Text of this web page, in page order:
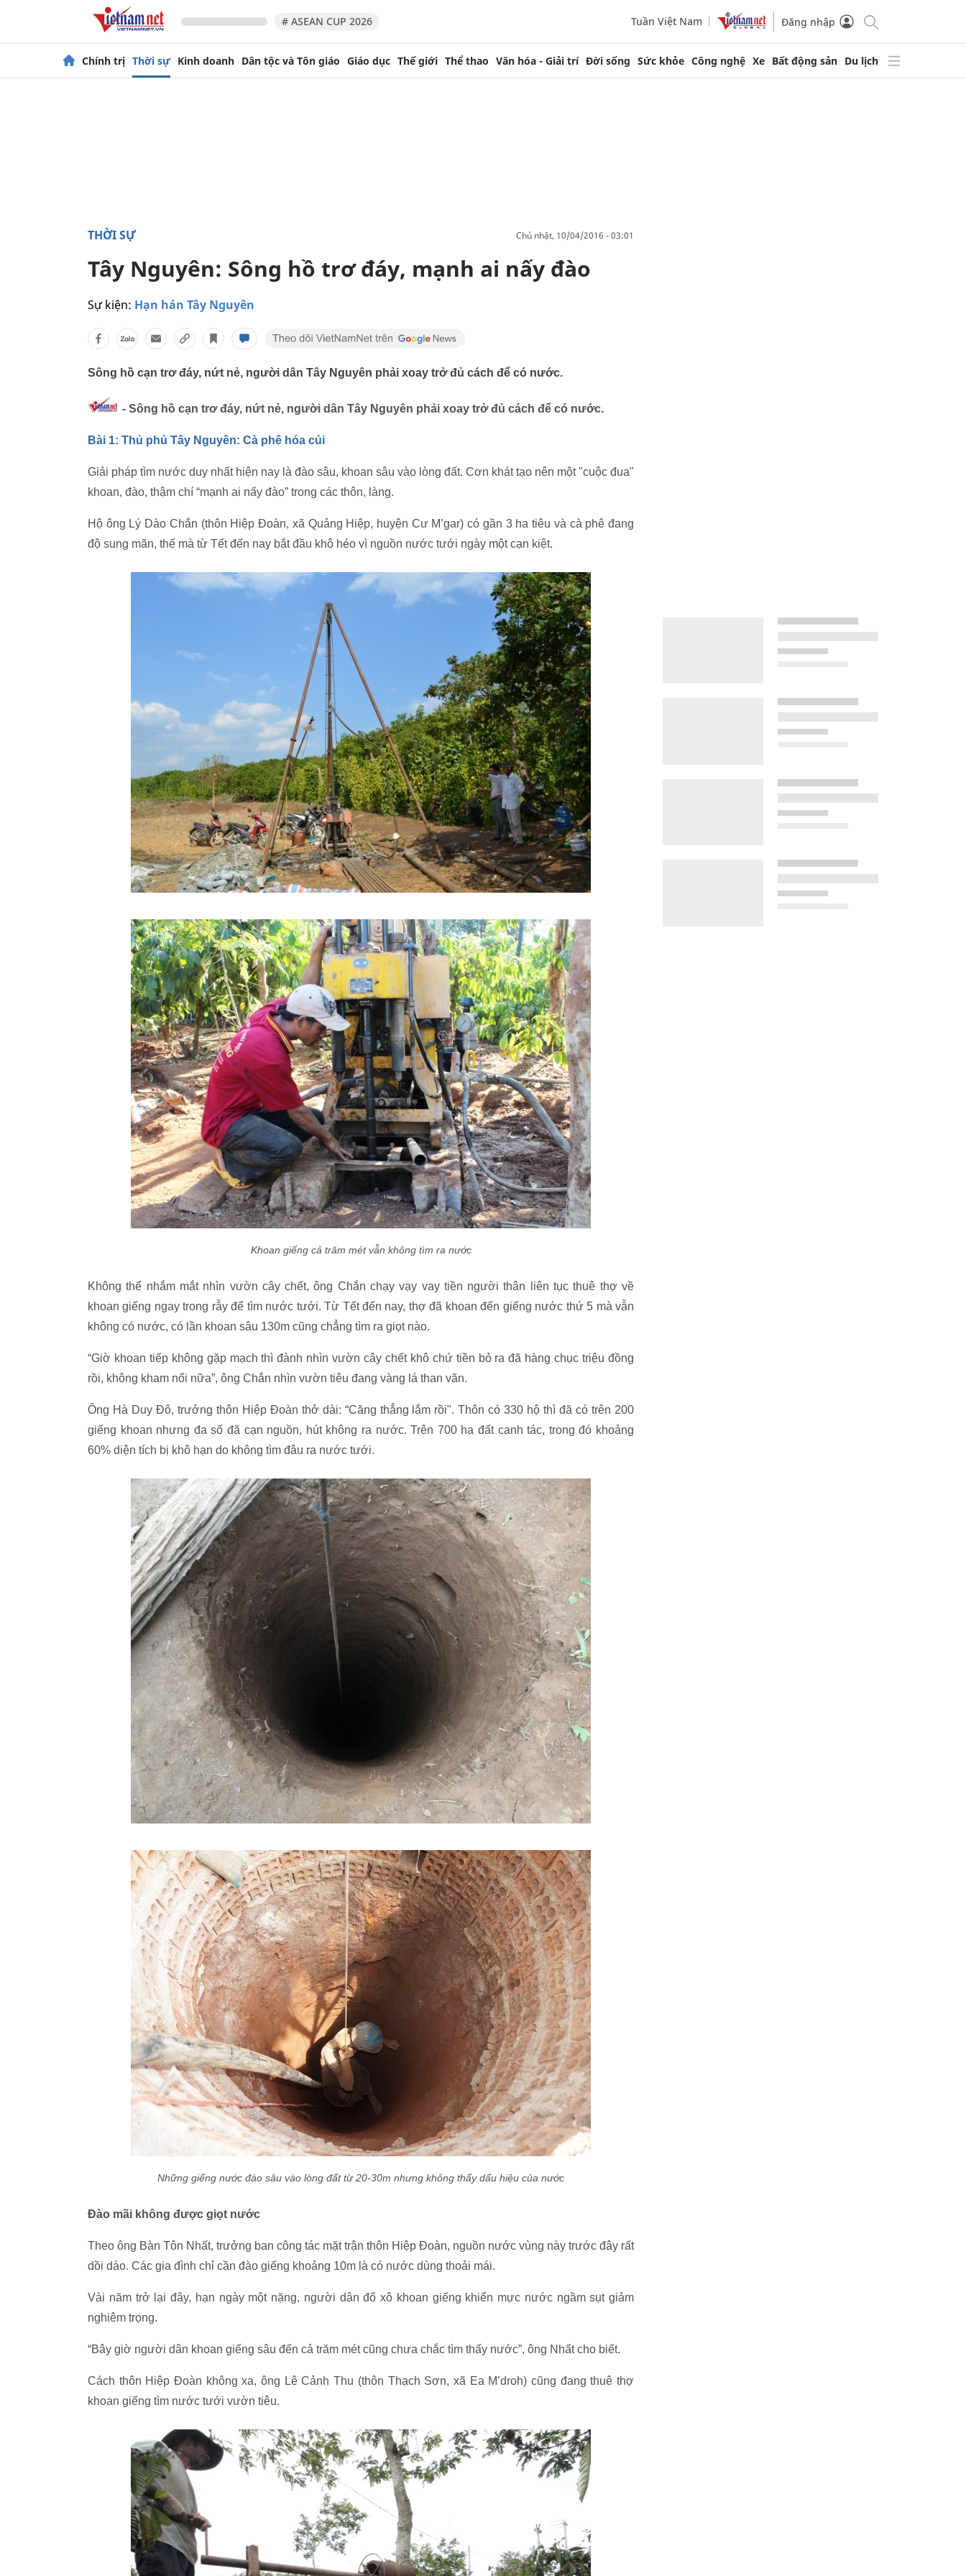
# ASEAN CUP 2026 Tuần Việt Nam Đăng nhập
Chính trị Thời sự Kinh doanh Dân tộc và Tôn giáo Giáo dục Thế giới Thể thao Văn hóa - Giải trí Đời sống Sức khỏe Công nghệ Xe Bất động sản Du lịch
THỜI SỰ chủ nhật, 10/04/2016 - 03:01
Tây Nguyên: Sông hồ trơ đáy, mạnh ai nấy đào
Sự kiện: Hạn hán Tây Nguyên
Sông hồ cạn trơ đáy, nứt nẻ, người dân Tây Nguyên phải xoay trở đủ cách để có nước.
- Sông hồ cạn trơ đáy, nứt nẻ, người dân Tây Nguyên phải xoay trở đủ cách để có nước.
Bài 1: Thủ phủ Tây Nguyên: Cà phê hóa củi
Giải pháp tìm nước duy nhất hiện nay là đào sâu, khoan sâu vào lòng đất. Cơn khát tạo nên một "cuộc đua"
khoan, đào, thậm chí “mạnh ai nấy đào” trong các thôn, làng.
Hộ ông Lý Dào Chắn (thôn Hiệp Đoàn, xã Quảng Hiệp, huyện Cư M’gar) có gần 3 ha tiêu và cà phê đang
độ sung mãn, thế mà từ Tết đến nay bắt đầu khô héo vì nguồn nước tưới ngày một cạn kiệt.
Khoan giếng cả trăm mét vẫn không tìm ra nước
Không thể nhắm mắt nhìn vườn cây chết, ông Chắn chạy vạy vay tiền người thân liên tục thuê thợ về
khoan giếng ngay trong rẫy để tìm nước tưới. Từ Tết đến nay, thợ đã khoan đến giếng nước thứ 5 mà vẫn
không có nước, có lần khoan sâu 130m cũng chẳng tìm ra giọt nào.
“Giờ khoan tiếp không gặp mạch thì đành nhìn vườn cây chết khô chứ tiền bỏ ra đã hàng chục triệu đồng
rồi, không kham nổi nữa”, ông Chắn nhìn vườn tiêu đang vàng lá than vãn.
Ông Hà Duy Đô, trưởng thôn Hiệp Đoàn thở dài: “Căng thẳng lắm rồi". Thôn có 330 hộ thì đã có trên 200
giếng khoan nhưng đa số đã cạn nguồn, hút không ra nước. Trên 700 ha đất canh tác, trong đó khoảng
60% diện tích bị khô hạn do không tìm đâu ra nước tưới.
Những giếng nước đào sâu vào lòng đất từ 20-30m nhưng không thấy dấu hiệu của nước
Đào mãi không được giọt nước
Theo ông Bàn Tôn Nhất, trưởng ban công tác mặt trận thôn Hiệp Đoàn, nguồn nước vùng này trước đây rất
dồi dào. Các gia đình chỉ cần đào giếng khoảng 10m là có nước dùng thoải mái.
Vài năm trở lại đây, hạn ngày một nặng, người dân đổ xô khoan giếng khiến mực nước ngầm sụt giảm
nghiêm trọng.
“Bây giờ người dân khoan giếng sâu đến cả trăm mét cũng chưa chắc tìm thấy nước”, ông Nhất cho biết.
Cách thôn Hiệp Đoàn không xa, ông Lê Cảnh Thu (thôn Thạch Sơn, xã Ea M’droh) cũng đang thuê thợ
khoan giếng tìm nước tưới vườn tiêu.